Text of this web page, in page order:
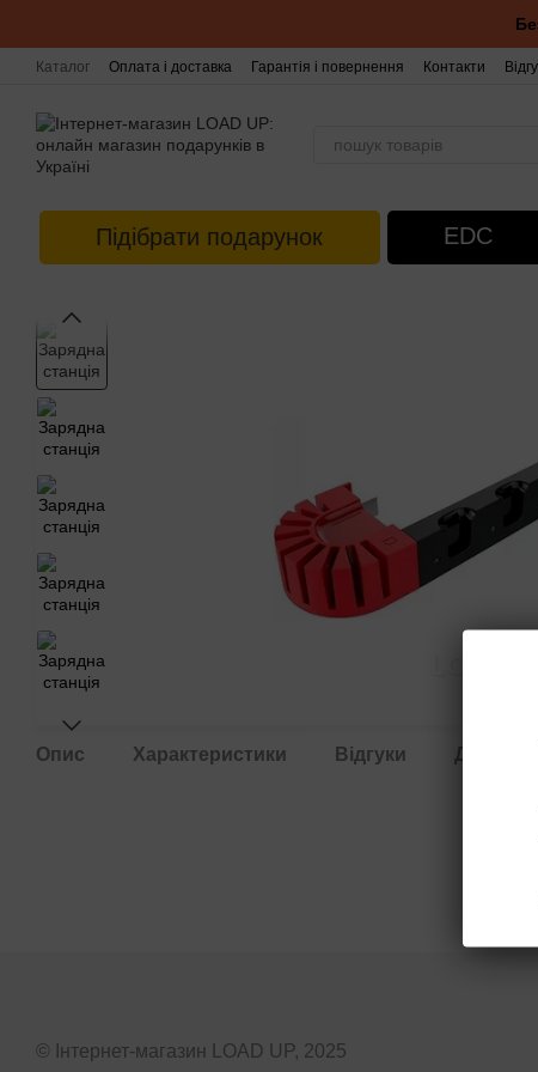
Каталог Оплата і доставка Гарантія і повернення Контакти
Підібрати подарунок EDC
Опис Характеристики Відгуки Доставка
© Інтернет-магазин LOAD UP, 2025